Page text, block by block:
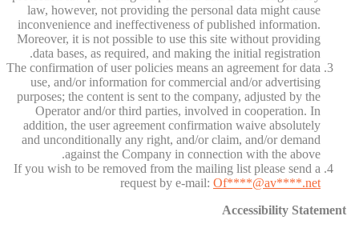
law, however, not providing the personal data might cause
inconvenience and ineffectiveness of published information.
Moreover, it is not possible to use this site without providing
data bases, as required, and making the initial registration.
The confirmation of user policies means an agreement for data
use, and/or information for commercial and/or advertising
purposes; the content is sent to the company, adjusted by the
Operator and/or third parties, involved in cooperation. In
addition, the user agreement confirmation waive absolutely
and unconditionally any right, and/or claim, and/or demand
against the Company in connection with the above.
If you wish to be removed from the mailing list please send a
request by e-mail: Of****@av****.net
Accessibility Statement